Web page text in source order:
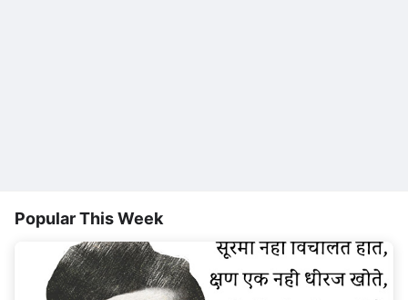
Popular This Week